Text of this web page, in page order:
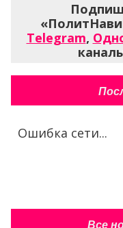
Telegram,
Ошибка сети...
Все